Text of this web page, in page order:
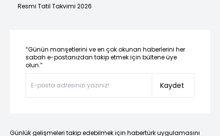
Resmi Tatil Takvimi 2026
“Günün manşetlerini ve en çok okunan haberlerini her
sabah e-postanızdan takip etmek için bültene üye
olun.”
Kaydet
Günlük gelişmeleri takip edebilmek için habertürk uygulamasını